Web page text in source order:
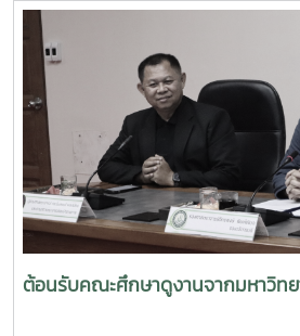
โอกาสนี้ ทีมงานจากงานสิ่งแวดล้อมแล
และสิ่งแวดล้อม ได้ร่วมสาธิตการทำปุ๋ยหมั
เป็นแนวทางในการจัดการเศษวัสดุอินทรี
ชุมชน โดยมีประชาชนชุมชนบ้านโปง และ
เรียนรู้และฝึกปฏิบัติ ทั้งนี้ กิจกรรมดังกล่
โครงการส่งเสริมการจัดการขยะอย่าง
ของชุมชนบ้านโปง ประจำปี 2569 โดยบู
กับเทศบาลตำบลป่าไผ่ และนางนิตยา วิริ
12 ตำบลป่าไผ่ ร่วมถ่ายทอดองค์ความรู้
จัดการขยะอินทรีย์ กองทุนออมบุญขยะบ้
ประโยชน์จากวัสดุเหลือใช้ เพื่อส่งเสริมให้
ความรู้ไปประยุกต์ใช้ในครัวเรือน ลดปริม
ต้อนรับคณะศึกษาดูงานจากมหาวิท